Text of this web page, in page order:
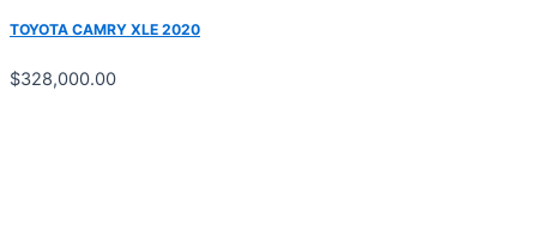
TOYOTA CAMRY XLE 2020
$328,000.00